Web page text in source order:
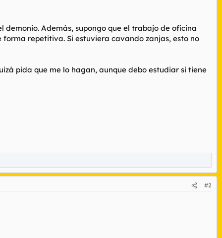
demonio. Además, supongo que el trabajo de oficina
repetitiva. Si estuviera cavando zanjas, esto no
pida que me lo hagan, aunque debo estudiar si tiene
#2